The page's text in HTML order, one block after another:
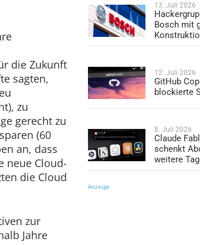
die Zukunft
sagten,
zu
gerecht zu
(60
an, dass
neue Cloud-
die Cloud
zur
Jahre
13. Juli 2026
Bosch mit
12. Juli 2026
GitHub
blockierte
8. Juli 2026
Claude
schenkt
weitere
Anzeige